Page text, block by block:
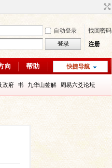
自动登录
找回密码
登录 注册
快捷导航
向 帮助
政府 书 九华山签解 周易六爻论坛
八字教程 每日一理65